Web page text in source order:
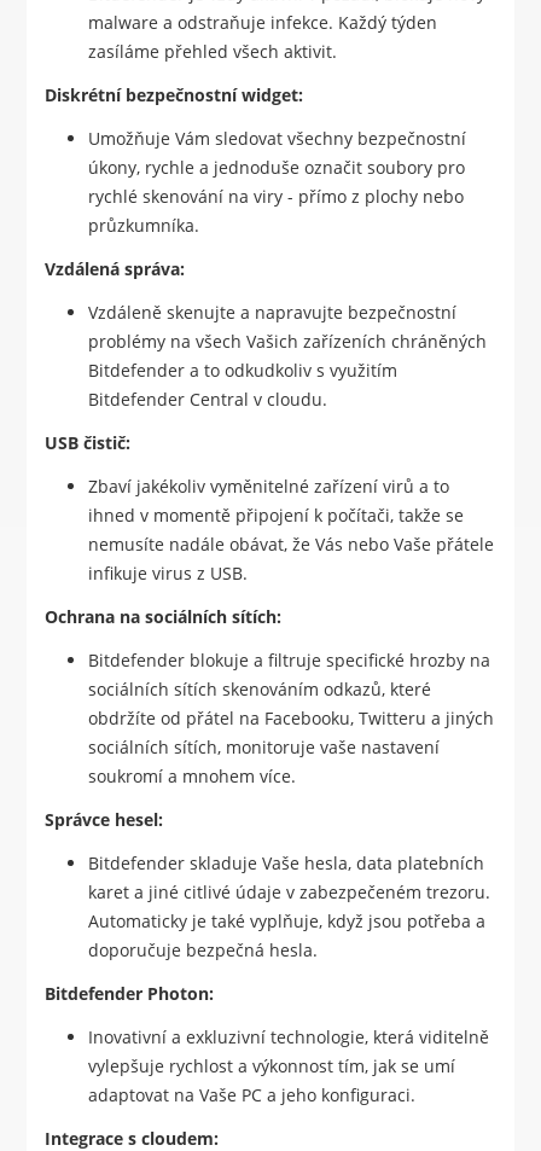
malware a odstraňuje infekce. Každý týden
zasíláme přehled všech aktivit.
Diskrétní bezpečnostní widget:
Umožňuje Vám sledovat všechny bezpečnostní
úkony, rychle a jednoduše označit soubory pro
rychlé skenování na viry - přímo z plochy nebo
průzkumníka.
Vzdálená správa:
Vzdáleně skenujte a napravujte bezpečnostní
problémy na všech Vašich zařízeních chráněných
Bitdefender a to odkudkoliv s využitím
Bitdefender Central v cloudu.
USB čistič:
Zbaví jakékoliv vyměnitelné zařízení virů a to
ihned v momentě připojení k počítači, takže se
nemusíte nadále obávat, že Vás nebo Vaše přátele
infikuje virus z USB.
Ochrana na sociálních sítích:
Bitdefender blokuje a filtruje specifické hrozby na
sociálních sítích skenováním odkazů, které
obdržíte od přátel na Facebooku, Twitteru a jiných
sociálních sítích, monitoruje vaše nastavení
soukromí a mnohem více.
Správce hesel:
Bitdefender skladuje Vaše hesla, data platebních
karet a jiné citlivé údaje v zabezpečeném trezoru.
Automaticky je také vyplňuje, když jsou potřeba a
doporučuje bezpečná hesla.
Bitdefender Photon:
Inovativní a exkluzivní technologie, která viditelně
vylepšuje rychlost a výkonnost tím, jak se umí
adaptovat na Vaše PC a jeho konfiguraci.
Integrace s cloudem: